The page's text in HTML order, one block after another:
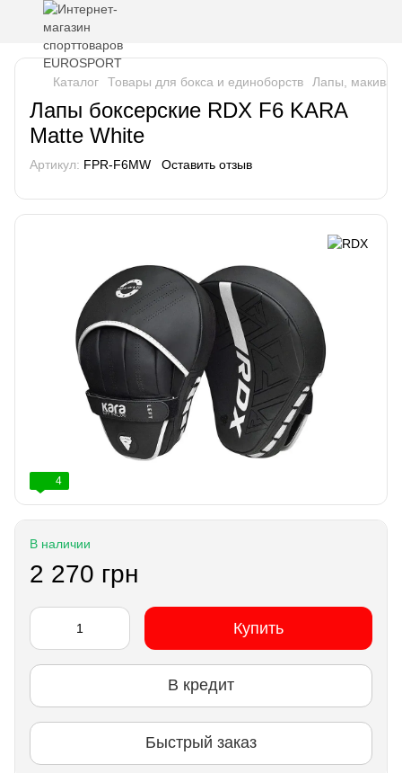
Каталог Товары для бокса и единоборств Лапы,
Лапы боксерские RDX F6 KARA
Matte White
Артикул: FPR-F6MW Оставить отзыв
4
В наличии
2 270 грн
Купить
В кредит
Быстрый заказ